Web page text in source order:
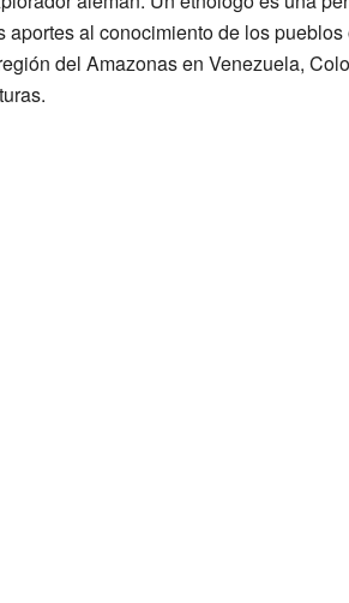
al conocimiento de los
del Amazonas en Venezuela,